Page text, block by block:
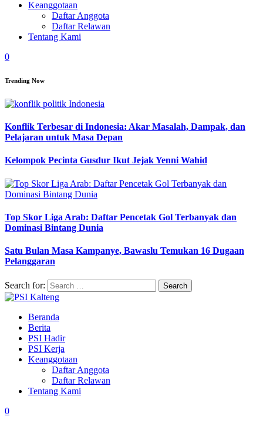
Keanggotaan
Daftar Anggota
Daftar Relawan
Tentang Kami
0
Trending Now
Konflik Terbesar di Indonesia: Akar Masalah, Dampak, dan
Pelajaran untuk Masa Depan
Kelompok Pecinta Gusdur Ikut Jejak Yenni Wahid
Top Skor Liga Arab: Daftar Pencetak Gol Terbanyak dan
Dominasi Bintang Dunia
Satu Bulan Masa Kampanye, Bawaslu Temukan 16 Dugaan
Pelanggaran
Search for:
Beranda
Berita
PSI Hadir
PSI Kerja
Keanggotaan
Daftar Anggota
Daftar Relawan
Tentang Kami
0